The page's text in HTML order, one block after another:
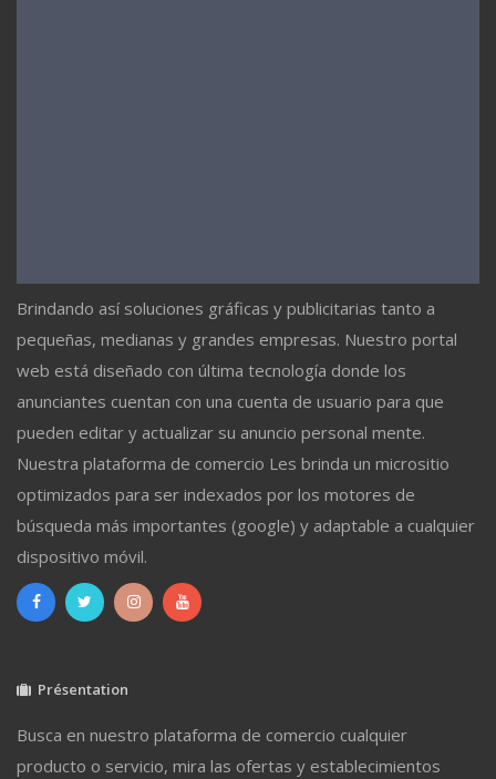
Brindando así soluciones gráficas y publicitarias tanto a
pequeñas, medianas y grandes empresas. Nuestro portal
web está diseñado con última tecnología donde los
anunciantes cuentan con una cuenta de usuario para que
pueden editar y actualizar su anuncio personal mente.
Nuestra plataforma de comercio Les brinda un micrositio
optimizados para ser indexados por los motores de
búsqueda más importantes (google) y adaptable a cualquier
dispositivo móvil.
Présentation
Busca en nuestro plataforma de comercio cualquier
producto o servicio, mira las ofertas y establecimientos